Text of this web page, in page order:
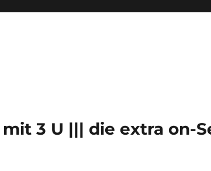
mit 3 U ||| die extra on-